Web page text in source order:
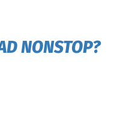
NONSTOP?